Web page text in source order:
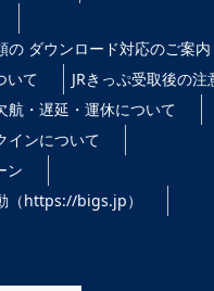
の ダウンロード対応のご案内
いて
JRきっぷ受取後の注
航・遅延・運休について
インについて
ン
（https://bigs.jp）